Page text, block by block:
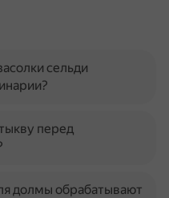
сельди
перед
долмы обрабатывают